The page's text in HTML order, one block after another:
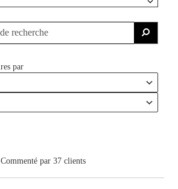
Commenté par 37 clients